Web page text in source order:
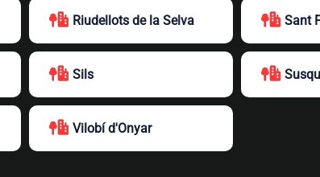
Riudellots de la Selva Sant
Sils
Vilobí d'Onyar